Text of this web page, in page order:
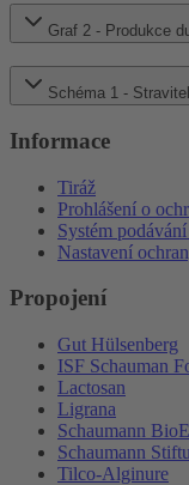
Graf 2 - Produkce
Schéma 1 -
Informace
Tiráž
Prohlášení o
Systém
Nastavení
Propojení
Gut Hülsenberg
ISF Schauman
Lactosan
Ligrana
Schaumann
Schaumann
Tilco-Alginure